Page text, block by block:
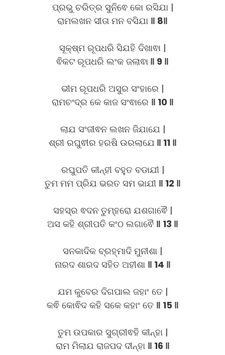
ପ୍ରଭୁ ଚରିତ୍ର ସୁନିଵେ କୋ ରସିଯା |
ରାମଲଖନ ସୀତା ମନ ବସିଯା ‖ 8‖
ସୂକ୍ଷ୍ମ ରୂପଧରି ସିଯହି ଦିଖାଵା |
ଵିକଟ ରୂପଧରି ଲଂକ ଜଲାଵା ‖ 9 ‖
ଭୀମ ରୂପଧରି ଅସୁର ସଂହାରେ |
ରାମଚଂଦ୍ର କେ କାଜ ସଂଵାରେ ‖ 10 ‖
ଲାଯ ସଂଜୀଵନ ଲଖନ ଜିଯାଯେ |
ଶ୍ରୀ ରଘୁଵୀର ହରଷି ଉରଲାଯେ ‖ 11 ‖
ରଘୁପତି କୀନ୍ହୀ ବହୁତ ବଡାଯୀ |
ତୁମ ମମ ପ୍ରିଯ ଭରତ ସମ ଭାଯୀ ‖ 12 ‖
ସହସ୍ର ଵଦନ ତୁମ୍ହରୋ ଯଶଗାଵୈ |
ଅସ କହି ଶ୍ରୀପତି କଂଠ ଲଗାଵୈ ‖ 13 ‖
ସନକାଦିକ ବ୍ରହ୍ମାଦି ମୁନୀଶା |
ନାରଦ ଶାରଦ ସହିତ ଅହୀଶା ‖ 14 ‖
ଯମ କୁବେର ଦିଗପାଲ ଜହାଂ ତେ |
କଵି କୋଵିଦ କହି ସକେ କହାଂ ତେ ‖ 15 ‖
ତୁମ ଉପକାର ସୁଗ୍ରୀଵହି କୀନ୍ହା |
ରାମ ମିଲାଯ ରାଜପଦ ଦୀନ୍ହା ‖ 16 ‖